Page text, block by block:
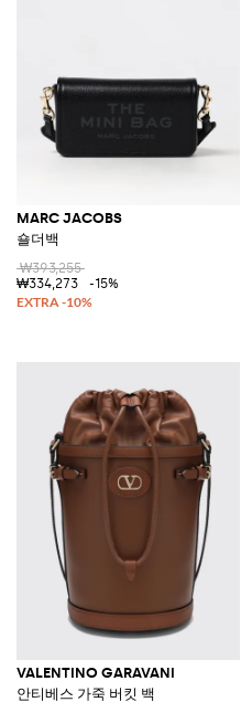
MARC JACOBS
숄더백
₩393,255
₩334,273
-15%
VALENTINO GARAVANI
안티베스 가죽 버킷 백